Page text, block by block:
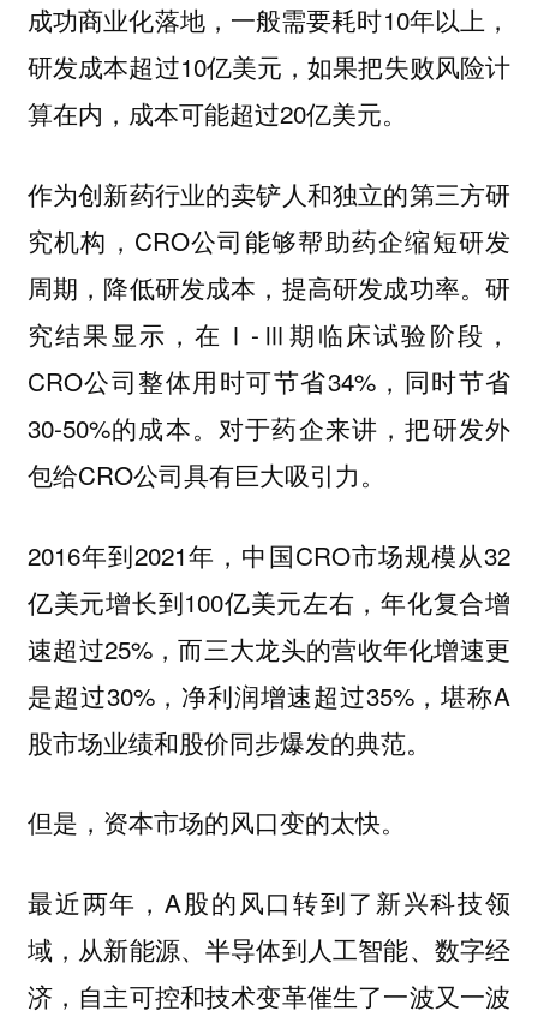
成功商业化落地，一般需要耗时10年以上，
研发成本超过10亿美元，如果把失败风险计
算在内，成本可能超过20亿美元。
作为创新药行业的卖铲人和独立的第三方研
究机构，CRO公司能够帮助药企缩短研发
周期，降低研发成本，提高研发成功率。研
究结果显示，在Ⅰ-Ⅲ期临床试验阶段，
CRO公司整体用时可节省34%，同时节省
30-50%的成本。对于药企来讲，把研发外
包给CRO公司具有巨大吸引力。
2016年到2021年，中国CRO市场规模从32
亿美元增长到100亿美元左右，年化复合增
速超过25%，而三大龙头的营收年化增速更
是超过30%，净利润增速超过35%，堪称A
股市场业绩和股价同步爆发的典范。
但是，资本市场的风口变的太快。
最近两年，A股的风口转到了新兴科技领
域，从新能源、半导体到人工智能、数字经
济，自主可控和技术变革催生了一波又一波